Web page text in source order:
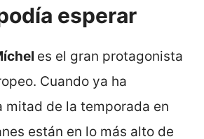
esperar
es el gran protagonista
Cuando ya ha
mitad de la temporada en
están en lo más alto de